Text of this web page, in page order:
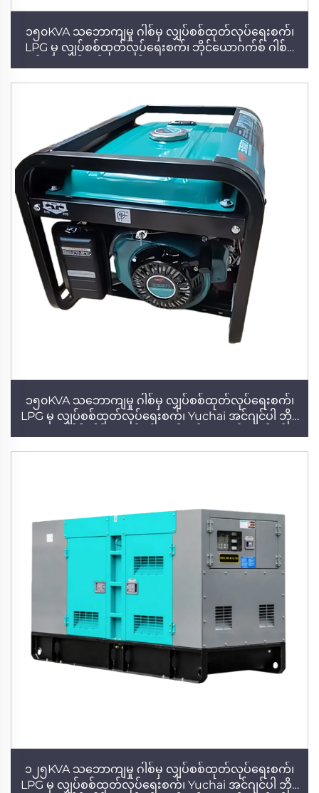
၁၅၀KVA သဘောကျမှု ဂါစ်မှ လျှပ်စစ်ထုတ်လုပ်ရေးစက်၊
LPG မှ လျှပ်စစ်ထုတ်လုပ်ရေးစက်၊ ဘိုင်ယောဂက်စ် ဂါစ်မှ
၁၅၀KVA သဘောကျမှု ဂါစ်မှ လျှပ်စစ်ထုတ်လုပ်ရေးစက်၊
LPG မှ လျှပ်စစ်ထုတ်လုပ်ရေးစက်၊ Yuchai အင်ဂျင်ပါ ဘိုင်
၁၂၅KVA သဘောကျမှု ဂါစ်မှ လျှပ်စစ်ထုတ်လုပ်ရေးစက်၊
LPG မှ လျှပ်စစ်ထုတ်လုပ်ရေးစက်၊ Yuchai အင်ဂျင်ပါ ဘိုင်